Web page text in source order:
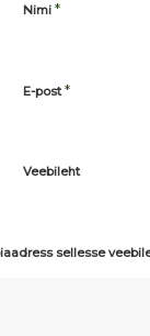
Nimi *
E-post*
Veebileht
sellesse